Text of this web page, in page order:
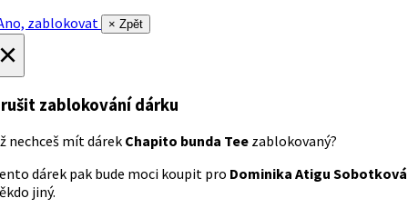
zablokovat
× Zpět
zablokování dárku
nechceš mít dárek Chapito bunda Tee zablokovaný?
dárek pak bude moci koupit pro Dominika Atigu Sobotková
jiný.